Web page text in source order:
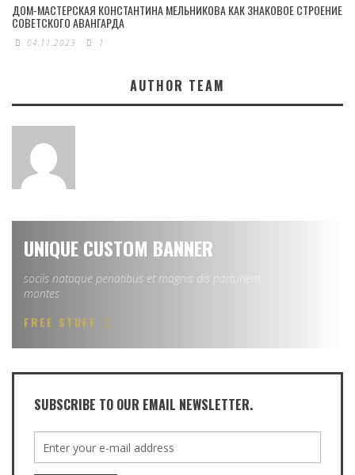
ДОМ-МАСТЕРСКАЯ КОНСТАНТИНА МЕЛЬНИКОВА КАК ЗНАКОВОЕ СТРОЕНИЕ
СОВЕТСКОГО АВАНГАРДА
04.11.2023 1
AUTHOR TEAM
UNIQUE CUSTOM BANNER
sociis natoque penatibus et magnis dis parturient
montes
FREE STUFF
SUBSCRIBE TO OUR EMAIL NEWSLETTER.